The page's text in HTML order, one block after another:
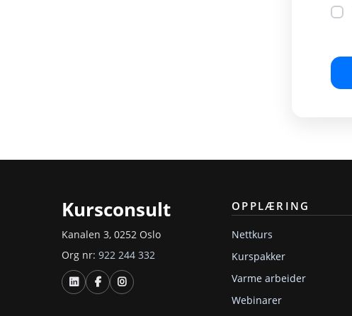
Kursconsult
Kanalen 3, 0252 Oslo
Org nr: 922 244 332
OPPLÆRING
Nettkurs
Kurspakker
Varme arbeider
Webinarer